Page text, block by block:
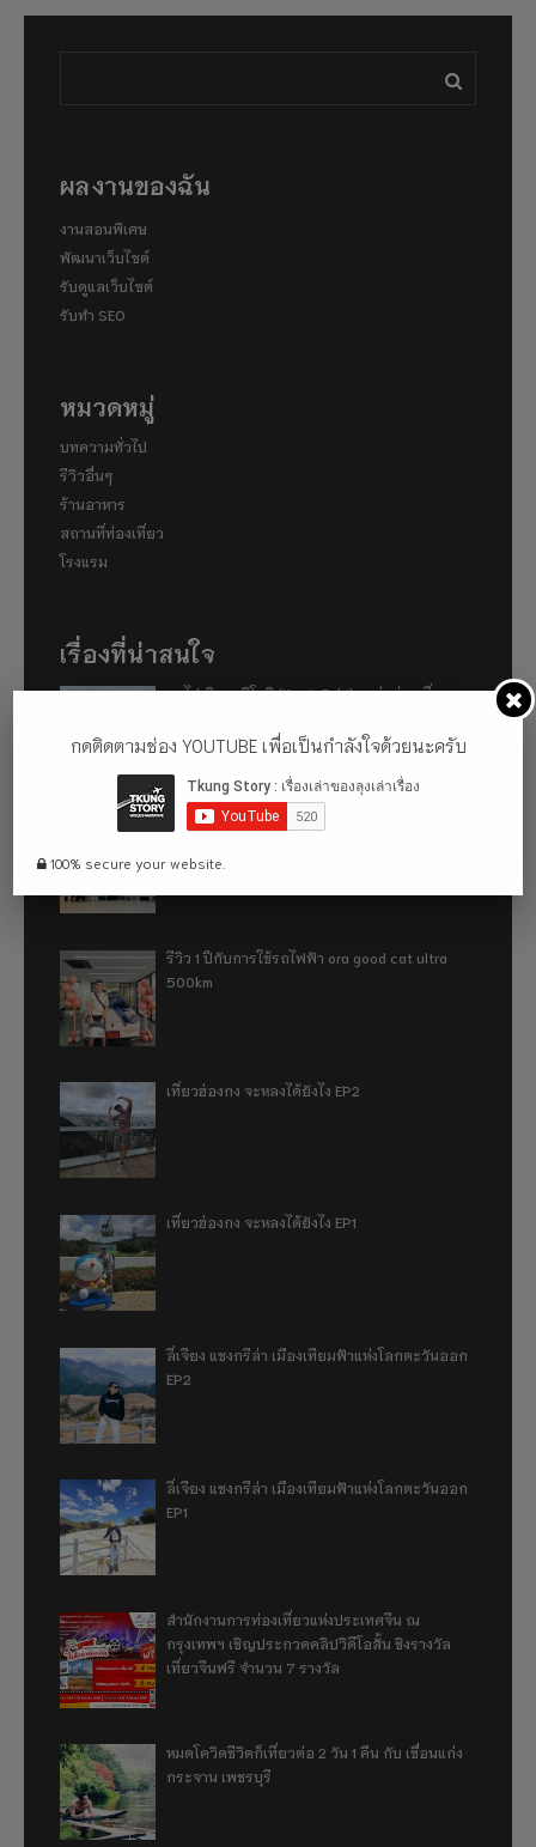
ผลงานของฉัน
งานสอนพิเศษ
พัฒนาเว็บไซต์
รับดูแลเว็บไซต์
รับทำ SEO
หมวดหมู่
บทความทั่วไป
รีวิวอื่นๆ
ร้านอาหาร
สถานที่ท่องเที่ยว
โรงแรม
เรื่องที่น่าสนใจ
พาไปเดินคามิโคจิ (Kamigōchi) แหล่งท่องเที่ยวทาง
อู่ฮั่น ฉันมา (ทำไม) แล้ว 2024
รีวิว 1 ปีกับการใช้รถไฟฟ้า ora good cat ultra
500km
เที่ยวฮ่องกง จะหลงได้ยังไง EP2
เที่ยวฮ่องกง จะหลงได้ยังไง EP1
ลี่เจียง แชงกรีล่า เมืองเทียมฟ้าแห่งโลกตะวันออก
EP2
ลี่เจียง แชงกรีล่า เมืองเทียมฟ้าแห่งโลกตะวันออก
EP1
สำนักงานการท่องเที่ยวแห่งประเทศจีน ณ
กรุงเทพฯ เชิญประกวดคลิปวิดีโอสั้น ชิงรางวัล
เที่ยวจีนฟรี จำนวน 7 รางวัล
หมดโควิดชีวิตก็เที่ยวต่อ 2 วัน 1 คืน กับ เขื่อนแก่ง
กระจาน เพชรบุรี
กดติดตามช่อง YOUTUBE เพื่อเป็นกำลังใจด้วยนะครับ
100% secure your website.